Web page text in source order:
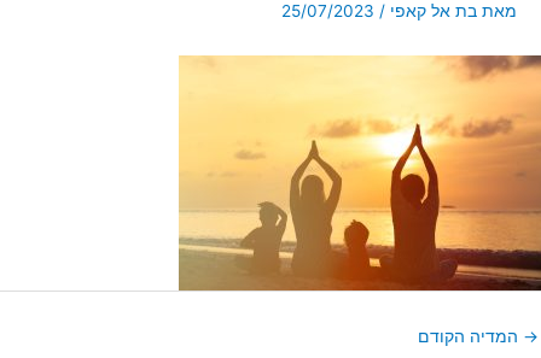
מאת בת אל קאפי /
25/07/2023
→ המדיה הקודם